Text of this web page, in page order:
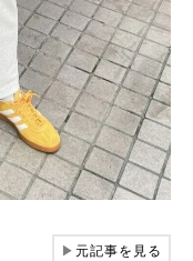
▶元記事を見る